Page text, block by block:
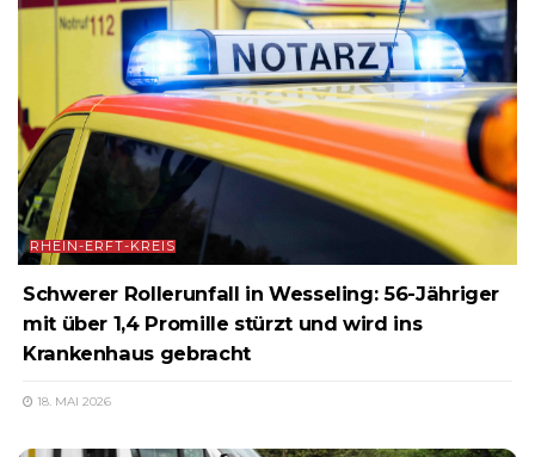
RHEIN-ERFT-KREIS
Schwerer Rollerunfall in Wesseling: 56-Jähriger
mit über 1,4 Promille stürzt und wird ins
Krankenhaus gebracht
18. MAI 2026